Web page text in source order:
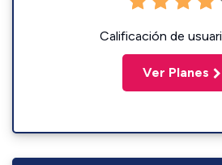
Calificación de
Ver Planes